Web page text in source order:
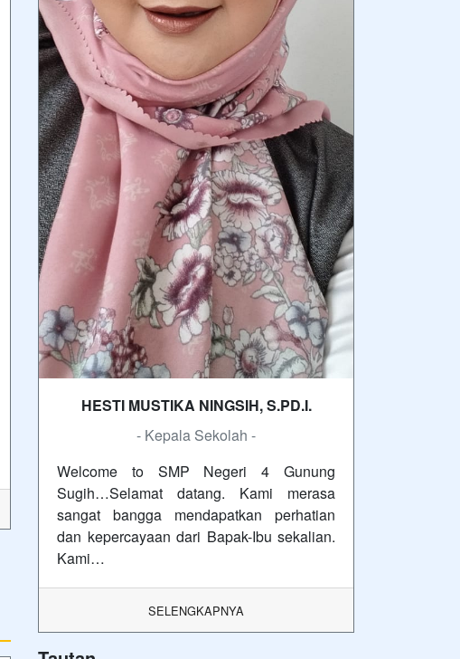
HESTI MUSTIKA NINGSIH, S.PD.I.
- Kepala Sekolah -
Welcome to SMP Negeri 4 Gunung
Sugih…Selamat datang. Kami merasa
sangat bangga mendapatkan perhatian
dan kepercayaan dari Bapak-Ibu sekalian.
Kami…
SELENGKAPNYA